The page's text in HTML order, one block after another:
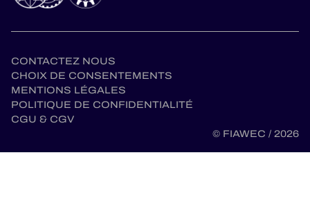
CONTACTEZ NOUS
CHOIX DE CONSENTEMENTS
MENTIONS LÉGALES
POLITIQUE DE CONFIDENTIALITÉ
CGU & CGV
© FIAWEC / 2026